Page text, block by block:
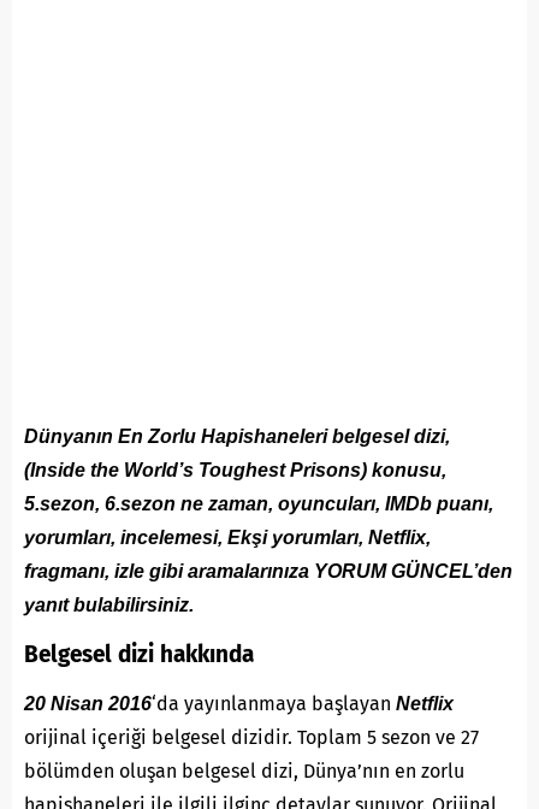
Dünyanın En Zorlu Hapishaneleri belgesel dizi,
(Inside the World’s Toughest Prisons) konusu,
5.sezon, 6.sezon ne zaman, oyuncuları, IMDb puanı,
yorumları, incelemesi, Ekşi yorumları, Netflix,
fragmanı, izle gibi aramalarınıza YORUM GÜNCEL’den
yanıt bulabilirsiniz.
Belgesel dizi hakkında
20 Nisan 2016‘da yayınlanmaya başlayan Netflix
orijinal içeriği belgesel dizidir. Toplam 5 sezon ve 27
bölümden oluşan belgesel dizi, Dünya’nın en zorlu
hapishaneleri ile ilgili ilginç detaylar sunuyor. Orijinal